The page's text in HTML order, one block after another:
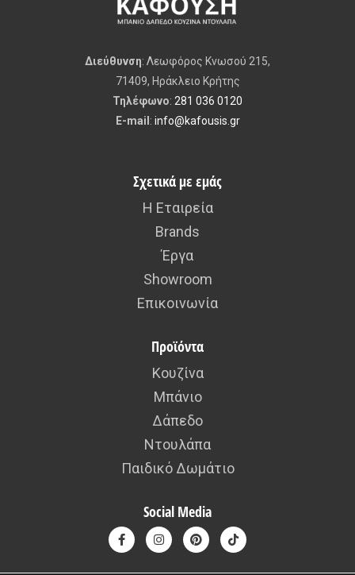
Διεύθυνση: Λεωφόρος Κνωσού 215,
71409, Ηράκλειο Κρήτης
Τηλέφωνο: 281 036 0120
E-mail : info@kafousis.gr
Σχετικά με εμάς
Η Εταιρεία
Brands
Έργα
Showroom
Επικοινωνία
Προϊόντα
Κουζίνα
Μπάνιο
Δάπεδο
Ντουλάπα
Παιδικό Δωμάτιο
Social Media